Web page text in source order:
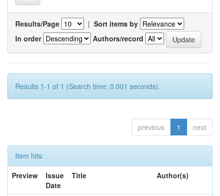
Results/Page | Sort items by
In order
Authors/record
Results 1-1 of 1 (Search time: 0.001 seconds).
previous 1 next
Item hits:
Preview
Issue
Date
Title Author(s)